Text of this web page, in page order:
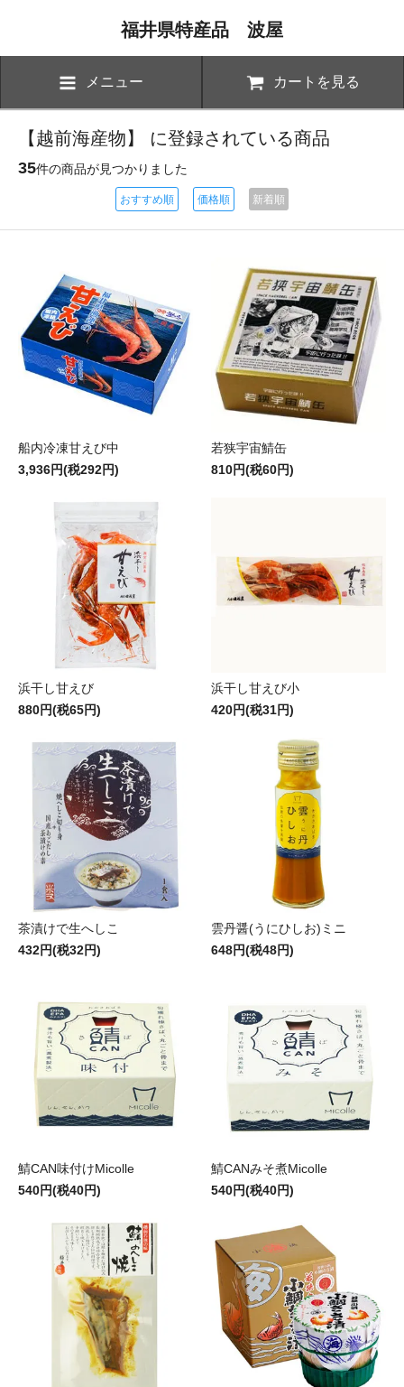
福井県特産品 波屋
メニュー カートを見る
【越前海産物】 に登録されている商品
35件の商品が見つかりました
おすすめ順 価格順 新着順
船内冷凍甘えび中
3,936円(税292円)
若狭宇宙鯖缶
810円(税60円)
浜干し甘えび
880円(税65円)
浜干し甘えび小
420円(税31円)
茶漬けで生へしこ
432円(税32円)
雲丹醤(うにひしお)ミニ
648円(税48円)
鯖CAN味付けMicolle
540円(税40円)
鯖CANみそ煮Micolle
540円(税40円)